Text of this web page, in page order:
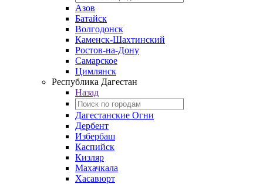
Азов
Батайск
Волгодонск
Каменск-Шахтинский
Ростов-на-Дону
Самарское
Цимлянск
Республика Дагестан
Назад
Дагестанские Огни
Дербент
Избербаш
Каспийск
Кизляр
Махачкала
Хасавюрт